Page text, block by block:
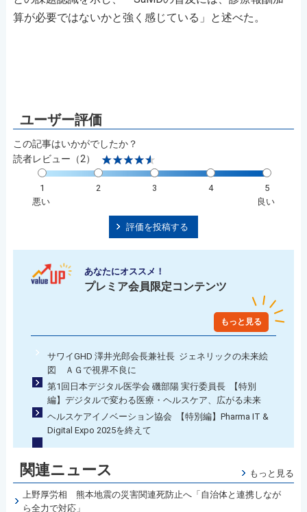
算が必要ではないかと強く感じている」と述べた。
この記事はいかがでしたか？
読者レビュー（2）
1 2 3 4
5
悪い
良い
評価を投稿する
あなたにオススメ！
プレミア会員限定コンテンツ
もっと見る
サワイGHD 澤井光郎会長兼社長 ジェネリックの未来絵
図 ＡＧで視界不良に
第1回日本デジタル医学会 磯部陽 実行委員長 【特別
編】デジタルで変わる医療・ヘルスケア、広がる未来
ヘルスケアイノベーション協会 【特別編】Pharma IT &
Digital Expo 2025を終えて
関連ニュース もっと見る
上野厚労相 熊本地震の災害関連死防止へ「自治体と連携しなが
ら全力で対応」